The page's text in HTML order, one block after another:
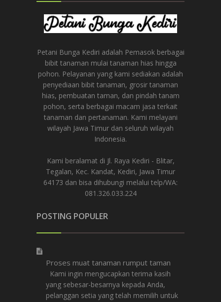
Petani Bunga Kediri adalah Pemasok berbagai
bibit tanaman mulai tanaman hias hingga
pohon. Pelayanan yang kami sediakan adalah
penyediaan bibit tanaman, grosir tanaman
hias, pembuatan taman, dan pindah tanam
pohon, serta berbagai macam jasa terkait
tanaman dan pertanaman. Kami melayani
wilayah Jawa Timur dan seluruh wilayah
Indonesia.
Kami beralamat di Jl. Raya Kediri - Blitar,
Tegalan, Kec. Kandat, Kediri, Jawa Timur
64173 dan bisa dihubungi melalui telp/WA:
081.326.033.224
POSTING POPULER
Proses muat tanaman rumput taman
Kami ingin mengucapkan terima kasih
yang sebesar-besarnya kepada Anda,
pelanggan setia yang telah memilih untuk